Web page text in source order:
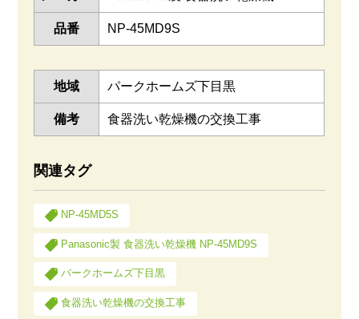
品番 NP-45MD9S
地域 パークホームズ下目黒
備考 食器洗い乾燥機の交換工事
関連タグ
NP-45MD5S
Panasonic製 食器洗い乾燥機 NP-45MD9S
パークホームズ下目黒
食器洗い乾燥機の交換工事